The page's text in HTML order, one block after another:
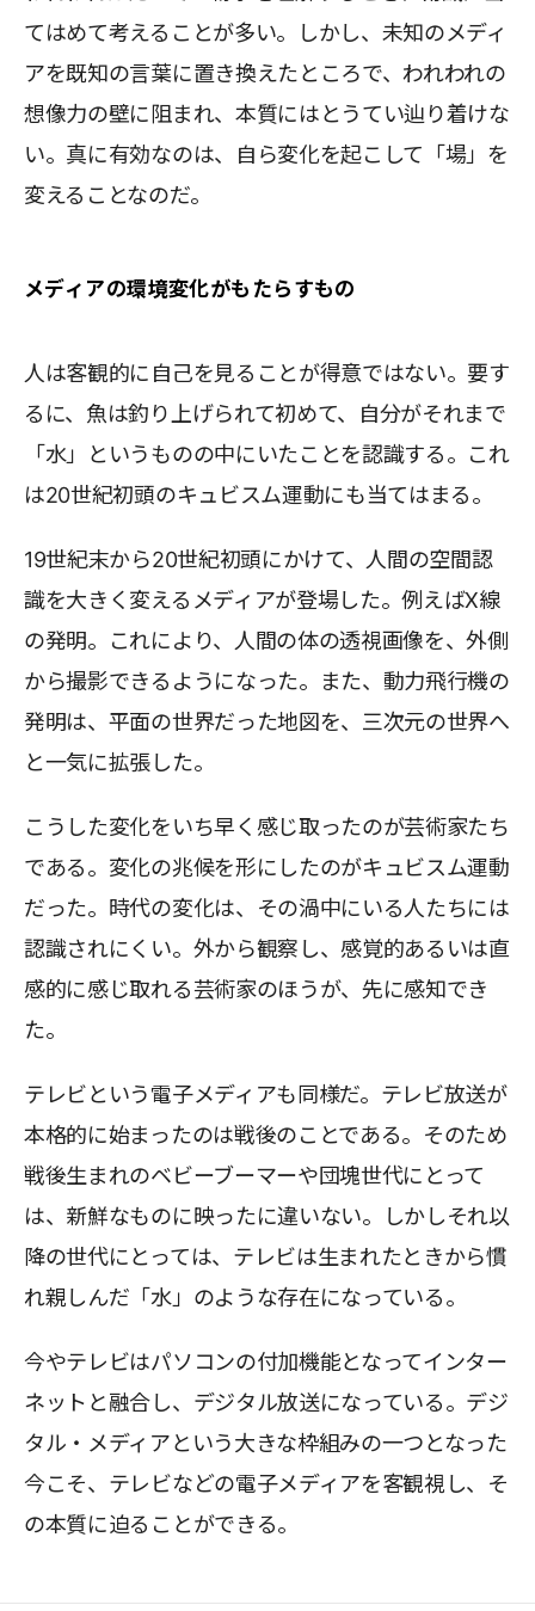
てはめて考えることが多い。しかし、未知のメディ
アを既知の言葉に置き換えたところで、われわれの
想像力の壁に阻まれ、本質にはとうてい辿り着けな
い。真に有効なのは、自ら変化を起こして「場」を
変えることなのだ。
メディアの環境変化がもたらすもの
人は客観的に自己を見ることが得意ではない。要す
るに、魚は釣り上げられて初めて、自分がそれまで
「水」というものの中にいたことを認識する。これ
は20世紀初頭のキュビスム運動にも当てはまる。
19世紀末から20世紀初頭にかけて、人間の空間認
識を大きく変えるメディアが登場した。例えばX線
の発明。これにより、人間の体の透視画像を、外側
から撮影できるようになった。また、動力飛行機の
発明は、平面の世界だった地図を、三次元の世界へ
と一気に拡張した。
こうした変化をいち早く感じ取ったのが芸術家たち
である。変化の兆候を形にしたのがキュビスム運動
だった。時代の変化は、その渦中にいる人たちには
認識されにくい。外から観察し、感覚的あるいは直
感的に感じ取れる芸術家のほうが、先に感知でき
た。
テレビという電子メディアも同様だ。テレビ放送が
本格的に始まったのは戦後のことである。そのため
戦後生まれのベビーブーマーや団塊世代にとって
は、新鮮なものに映ったに違いない。しかしそれ以
降の世代にとっては、テレビは生まれたときから慣
れ親しんだ「水」のような存在になっている。
今やテレビはパソコンの付加機能となってインター
ネットと融合し、デジタル放送になっている。デジ
タル・メディアという大きな枠組みの一つとなった
今こそ、テレビなどの電子メディアを客観視し、そ
の本質に迫ることができる。